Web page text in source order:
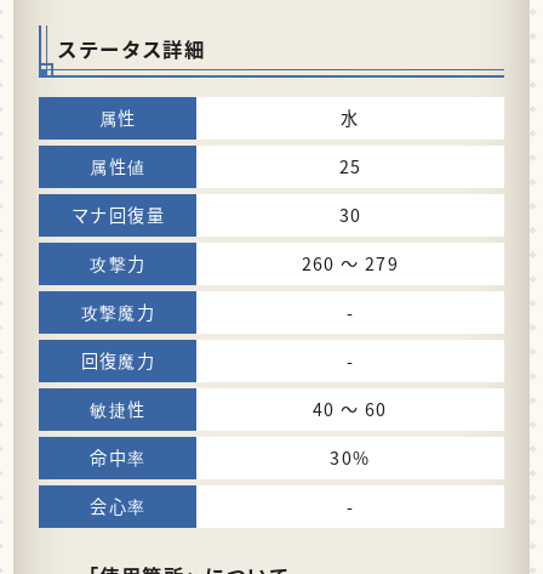
ステータス詳細
水
25
30
260 〜 279
-
-
40 〜 60
30%
-